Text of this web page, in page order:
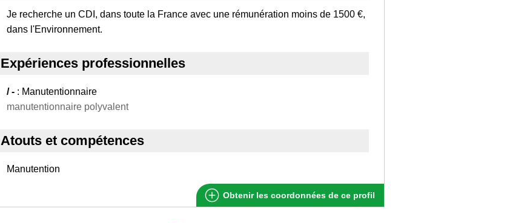
Je recherche un CDI, dans toute la France avec une rémunération moins de 1500 €,
dans l'Environnement.
Expériences professionnelles
/ - : Manutentionnaire
manutentionnaire polyvalent
Atouts et compétences
Manutention
Obtenir les coordonnées de ce profil